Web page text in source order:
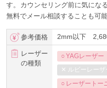
す。カウンセリング前に気にな
無料でメール相談することも可能
参考価格 2mm以下
レーザー
の種類
YAGレーザー
ルビーレーザ
レーザートー